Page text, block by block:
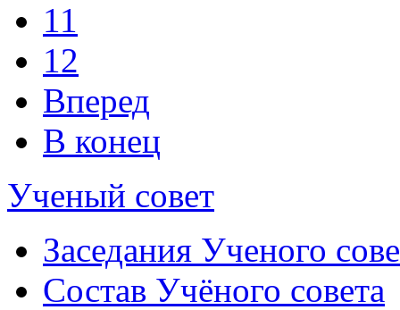
11
12
Вперед
В конец
Ученый совет
Заседания Ученого
Состав Учёного совета